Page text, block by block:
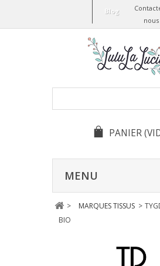
nous
Blog
PANIER
MENU
> MARQUES TISSUS >
BIO